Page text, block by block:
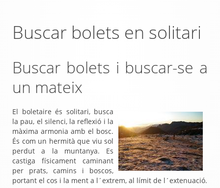
Buscar bolets en solitari
Buscar bolets i buscar-se a
un mateix
El boletaire és solitari, busca
la pau, el silenci, la reflexió i la
màxima armonia amb el bosc.
És com un hermità que viu sol
perdut a la muntanya. Es
castiga físicament caminant
per prats, camins i boscos,
portant el cos i la ment a l´extrem, al límit de l´extenuació.